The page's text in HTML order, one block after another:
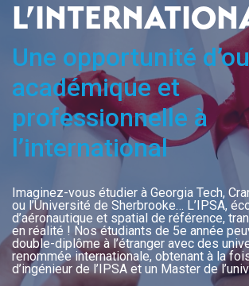
Une opportunité
académique et
professionnelle à
l’international
Imaginez-vous étudier à Georgia Tech,
ou l’Université de Sherbrooke… L’IPSA,
d’aéronautique et spatial de référence,
en réalité ! Nos étudiants de 5e année
double-diplôme à l’étranger avec des
renommée internationale, obtenant à la
d’ingénieur de l’IPSA et un Master de